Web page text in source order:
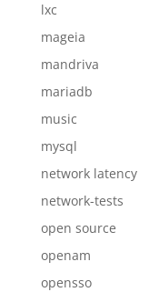
lxc
mageia
mandriva
mariadb
music
mysql
network latency
network-tests
open source
openam
opensso